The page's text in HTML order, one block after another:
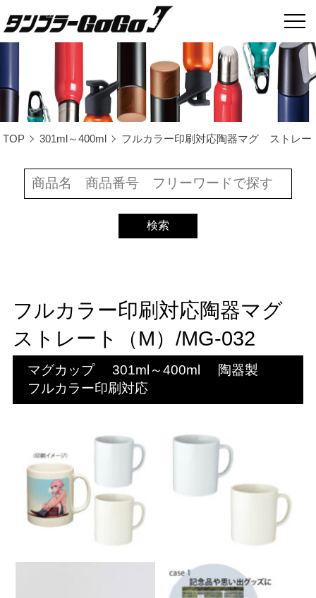
TOP 301ml～400ml フルカラー印刷対応陶器マグ ストレー
フルカラー印刷対応陶器マグ
ストレート（M）/MG-032
マグカップ 301ml～400ml
陶器製
フルカラー印刷対応